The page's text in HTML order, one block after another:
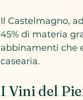
Il Castelmagno,
45% di materia
abbinamenti che
casearia.
I Vini del